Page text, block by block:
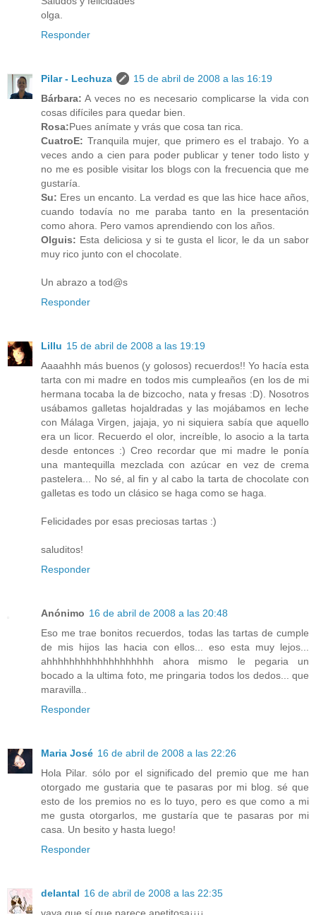
olga.
Responder
Pilar - Lechuza
15 de abril de 2008 a las 16:19
Bárbara: A veces no es necesario complicarse la vida con
cosas difíciles para quedar bien.
Rosa:Pues anímate y vrás que cosa tan rica.
CuatroE: Tranquila mujer, que primero es el trabajo. Yo a
veces ando a cien para poder publicar y tener todo listo y
no me es posible visitar los blogs con la frecuencia que me
gustaría.
Su: Eres un encanto. La verdad es que las hice hace años,
cuando todavía no me paraba tanto en la presentación
como ahora. Pero vamos aprendiendo con los años.
Olguis: Esta deliciosa y si te gusta el licor, le da un sabor
muy rico junto con el chocolate.
Un abrazo a tod@s
Responder
Lillu 15 de abril de 2008 a las 19:19
Aaaahhh más buenos (y golosos) recuerdos!! Yo hacía esta
tarta con mi madre en todos mis cumpleaños (en los de mi
hermana tocaba la de bizcocho, nata y fresas :D). Nosotros
usábamos galletas hojaldradas y las mojábamos en leche
con Málaga Virgen, jajaja, yo ni siquiera sabía que aquello
era un licor. Recuerdo el olor, increíble, lo asocio a la tarta
desde entonces :) Creo recordar que mi madre le ponía
una mantequilla mezclada con azúcar en vez de crema
pastelera... No sé, al fin y al cabo la tarta de chocolate con
galletas es todo un clásico se haga como se haga.
Felicidades por esas preciosas tartas :)
saluditos!
Responder
Anónimo 16 de abril de 2008 a las 20:48
Eso me trae bonitos recuerdos, todas las tartas de cumple
de mis hijos las hacia con ellos... eso esta muy lejos...
ahhhhhhhhhhhhhhhhhhh ahora mismo le pegaria un
bocado a la ultima foto, me pringaria todos los dedos... que
maravilla..
Responder
Maria José 16 de abril de 2008 a las 22:26
Hola Pilar. sólo por el significado del premio que me han
otorgado me gustaria que te pasaras por mi blog. sé que
esto de los premios no es lo tuyo, pero es que como a mi
me gusta otorgarlos, me gustaría que te pasaras por mi
casa. Un besito y hasta luego!
Responder
delantal 16 de abril de 2008 a las 22:35